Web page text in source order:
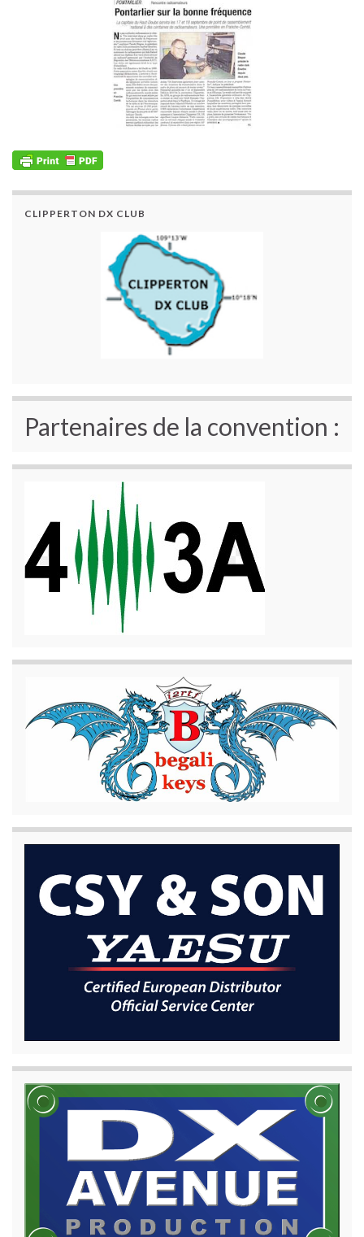
CLIPPERTON DX CLUB
Partenaires de la convention :